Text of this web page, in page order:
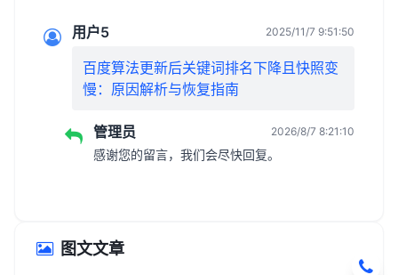
用户5 2025/11/7 9:51:50
百度算法更新后关键词排名下降且快照变
慢：原因解析与恢复指南
管理员 2026/8/7 8:21:10
感谢您的留言，我们会尽快回复。
图文文章